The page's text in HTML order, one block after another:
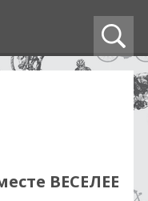
ВЕСЕЛЕЕ